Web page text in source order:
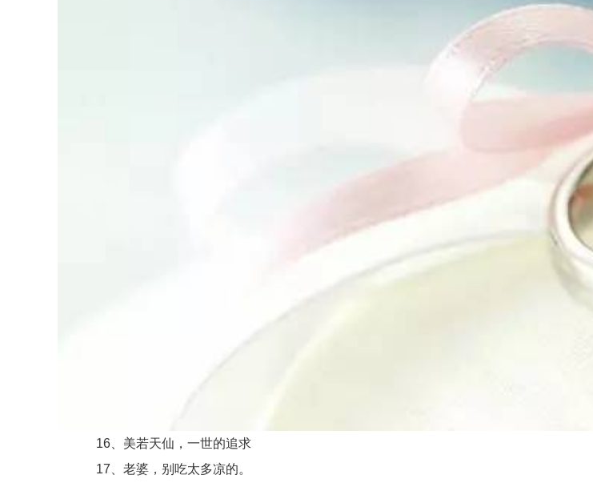
16、美若天仙，一世的追求
17、老婆，别吃太多凉的。